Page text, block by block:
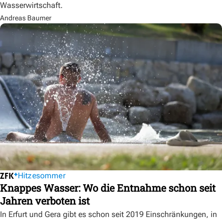
Wasserwirtschaft.
Andreas Baumer
Hitzesommer
Knappes Wasser: Wo die Entnahme schon seit
Jahren verboten ist
In Erfurt und Gera gibt es schon seit 2019 Einschränkungen, in